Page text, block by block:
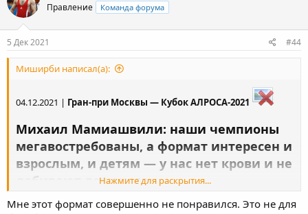
Правление Команда форума
5 Дек 2021 #44
Миширби написал(а):
04.12.2021 | Гран-при Москвы — Кубок АЛРОСА-2021
Михаил Мамиашвили: наши чемпионы
мегавостребованы, а формат интересен и
взрослым, и детям — у нас нет крови и не
добивают лежачего
прошел "Гран-при "Москва" — Кубок АЛРОСА" по спортивной
Нажмите для раскрытия...
Мне этот формат совершенно не понравился. Это не для